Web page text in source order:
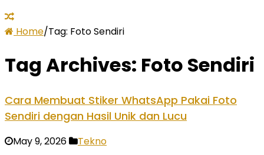
Home/Tag: Foto Sendiri
Tag Archives: Foto Sendiri
Cara Membuat Stiker WhatsApp Pakai Foto
Sendiri dengan Hasil Unik dan Lucu
May 9, 2026 Tekno